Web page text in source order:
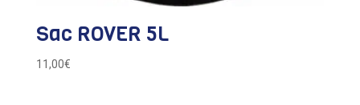
Sac ROVER 5L
11,00€